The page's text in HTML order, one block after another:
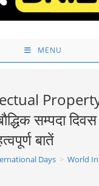
MENU
सम्पदा
बातें
Days > World